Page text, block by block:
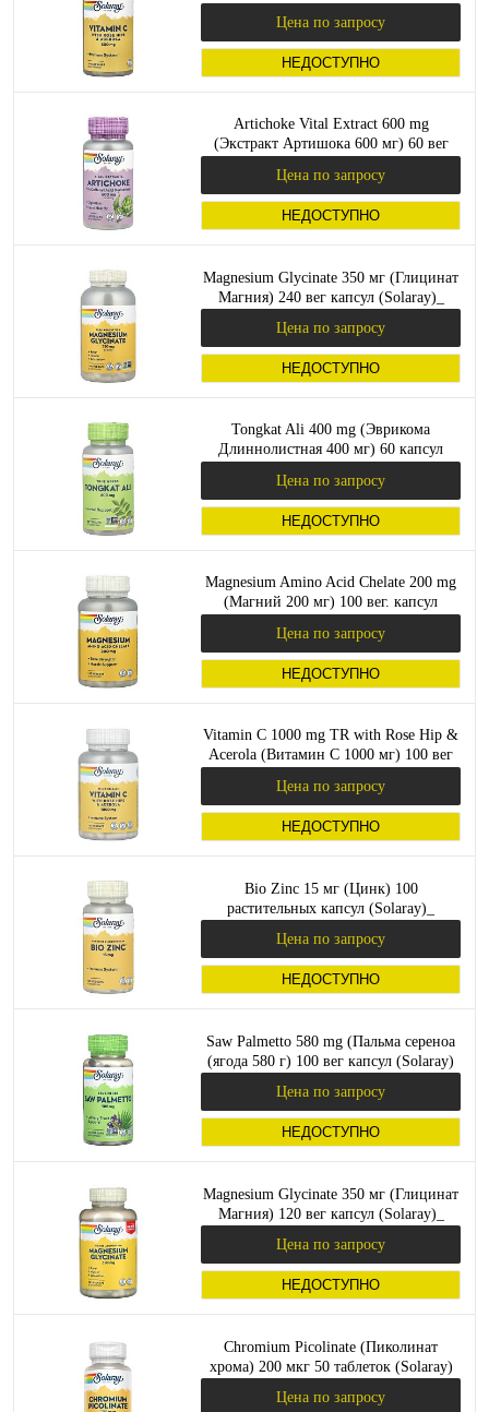
Цена по запросу
НЕДОСТУПНО
Artichoke Vital Extract 600 mg
(Экстракт Артишока 600 мг) 60 вег
Цена по запросу
НЕДОСТУПНО
Magnesium Glycinate 350 мг (Глицинат
Магния) 240 вег капсул (Solaray)_
Цена по запросу
НЕДОСТУПНО
Tongkat Ali 400 mg (Эврикома
Длиннолистная 400 мг) 60 капсул
Цена по запросу
НЕДОСТУПНО
Magnesium Amino Acid Chelate 200 mg
(Магний 200 мг) 100 вег. капсул
Цена по запросу
НЕДОСТУПНО
Vitamin C 1000 mg TR with Rose Hip &
Acerola (Витамин C 1000 мг) 100 вег
Цена по запросу
НЕДОСТУПНО
Bio Zinc 15 мг (Цинк) 100
растительных капсул (Solaray)_
Цена по запросу
НЕДОСТУПНО
Saw Palmetto 580 mg (Пальма сереноа
(ягода 580 г) 100 вег капсул (Solaray)
Цена по запросу
НЕДОСТУПНО
Magnesium Glycinate 350 мг (Глицинат
Магния) 120 вег капсул (Solaray)_
Цена по запросу
НЕДОСТУПНО
Chromium Picolinate (Пиколинат
хрома) 200 мкг 50 таблеток (Solaray)
Цена по запросу